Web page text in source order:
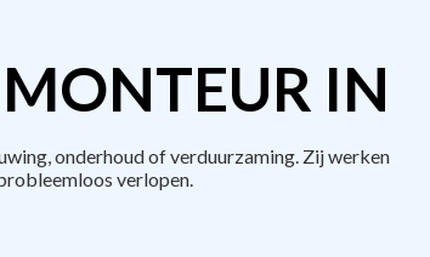
IN
onderhoud of verduurzaming. Zij werken
verlopen.